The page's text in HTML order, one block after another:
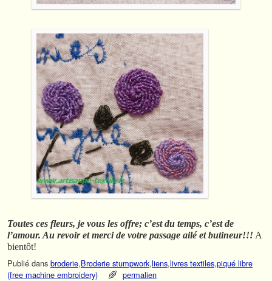
Toutes ces fleurs, je vous les offre; c’est du temps, c’est de
l’amour. Au revoir et merci de votre passage ailé et butineur!!! A
bientôt!
Publié dans broderie,Broderie stumpwork,liens,livres textiles,piqué libre
(free machine embroidery)
permalien